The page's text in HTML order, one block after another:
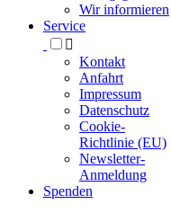
Wir informieren
Service

Kontakt
Anfahrt
Impressum
Datenschutz
Cookie-
Richtlinie (EU)
Newsletter-
Anmeldung
Spenden